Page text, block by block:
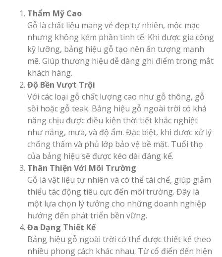
Thẩm Mỹ Cao
Gỗ là chất liệu mang vẻ đẹp tự nhiên, mộc mạc
nhưng không kém phần tinh tế. Khi được gia công
kỹ lưỡng, bảng hiệu gỗ tạo nên ấn tượng mạnh
mẽ. Giúp thương hiệu dễ dàng ghi điểm trong mắt
khách hàng.
Độ Bền Vượt Trội
Với các loại gỗ chất lượng cao như gỗ thông, gỗ
sồi hoặc gỗ teak. Bảng hiệu gỗ ngoài trời có khả
năng chịu được điều kiện thời tiết khắc nghiệt
như nắng, mưa, và độ ẩm. Đặc biệt, khi được xử lý
chống thấm và phủ lớp bảo vệ bề mặt. Tuổi thọ
của bảng hiệu sẽ được kéo dài đáng kể.
Thân Thiện Với Môi Trường
Gỗ là vật liệu tự nhiên và có thể tái chế, giúp giảm
thiểu tác động tiêu cực đến môi trường. Đây là
một lựa chọn lý tưởng cho những doanh nghiệp
hướng đến phát triển bền vững.
Đa Dạng Thiết Kế
Bảng hiệu gỗ ngoài trời có thể được thiết kế theo
nhiều phong cách khác nhau. Từ cổ điển đến hiện
Làm bảng hiệu gỗ tại
Nghệ An
tóc Thuận An
Thi công
cáo Vinh
Làm biển
Nghệ An giá
Nghệ An Nâng Tầm
Hiệu